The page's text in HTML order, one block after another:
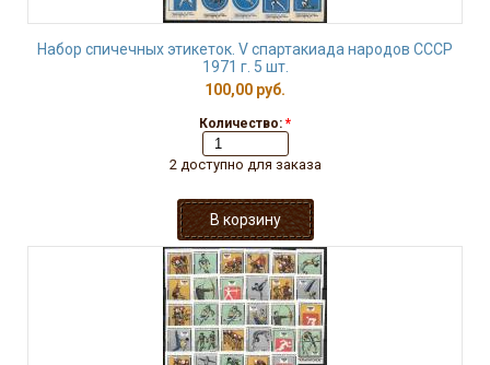
Набор спичечных этикеток. V спартакиада народов СССР
1971 г. 5 шт.
100,00 руб.
Количество: *
2 доступно для заказа